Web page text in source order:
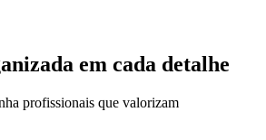
em cada detalhe
profissionais que valorizam